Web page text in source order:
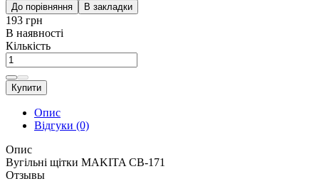
До порівняння В закладки
193 грн
В наявності
Кількість
Купити
Опис
Відгуки (0)
Опис
Вугільні щітки MAKITA CB-171
Отзывы